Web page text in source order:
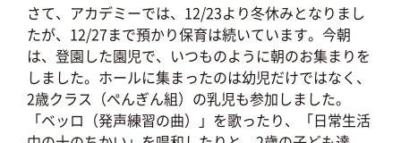
さて、アカデミーでは、12/23より冬休みとなりまし
たが、12/27まで預かり保育は続いています。今朝
は、登園した園児で、いつものように朝のお集まりを
しました。ホールに集まったのは幼児だけではなく、
2歳クラス（ぺんぎん組）の乳児も参加しました。
「ベッロ（発声練習の曲）」を歌ったり、「日常生活